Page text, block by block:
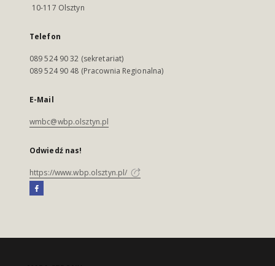
10-117 Olsztyn
Telefon
089 524 90 32 (sekretariat)
089 524 90 48 (Pracownia Regionalna)
E-Mail
wmbc@wbp.olsztyn.pl
Odwiedź nas!
https://www.wbp.olsztyn.pl/